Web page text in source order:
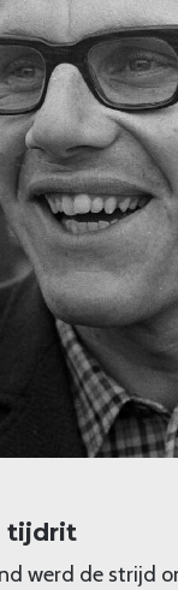
tijdrit
werd de strijd